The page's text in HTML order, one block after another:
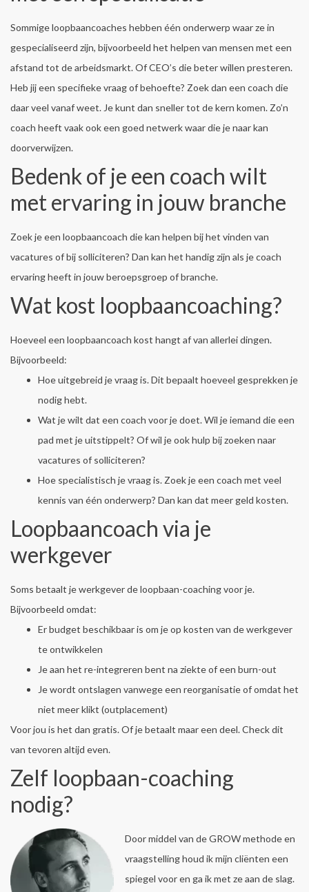
Sommige loopbaancoaches hebben één onderwerp waar ze in
gespecialiseerd zijn, bijvoorbeeld het helpen van mensen met een
afstand tot de arbeidsmarkt. Of CEO’s die beter willen presteren.
Heb jij een specifieke vraag of behoefte? Zoek dan een coach die
daar veel vanaf weet. Je kunt dan sneller tot de kern komen. Zo’n
coach heeft vaak ook een goed netwerk waar die je naar kan
doorverwijzen.
Bedenk of je een coach wilt
met ervaring in jouw branche
Zoek je een loopbaancoach die kan helpen bij het vinden van
vacatures of bij solliciteren? Dan kan het handig zijn als je coach
ervaring heeft in jouw beroepsgroep of branche.
Wat kost loopbaancoaching?
Hoeveel een loopbaancoach kost hangt af van allerlei dingen.
Bijvoorbeeld:
Hoe uitgebreid je vraag is. Dit bepaalt hoeveel gesprekken je
nodig hebt.
Wat je wilt dat een coach voor je doet. Wil je iemand die een
pad met je uitstippelt? Of wil je ook hulp bij zoeken naar
vacatures of solliciteren?
Hoe specialistisch je vraag is. Zoek je een coach met veel
kennis van één onderwerp? Dan kan dat meer geld kosten.
Loopbaancoach via je
werkgever
Soms betaalt je werkgever de loopbaan-coaching voor je.
Bijvoorbeeld omdat:
Er budget beschikbaar is om je op kosten van de werkgever
te ontwikkelen
Je aan het re-integreren bent na ziekte of een burn-out
Je wordt ontslagen vanwege een reorganisatie of omdat het
niet meer klikt (outplacement)
Voor jou is het dan gratis. Of je betaalt maar een deel. Check dit
van tevoren altijd even.
Zelf loopbaan-coaching
nodig?
Door middel van de GROW methode en
vraagstelling houd ik mijn cliënten een
spiegel voor en ga ik met ze aan de slag.